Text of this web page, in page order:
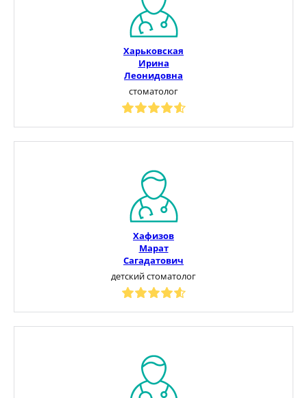
Харьковская
Ирина
Леонидовна
стоматолог
Хафизов
Марат
Сагадатович
детский стоматолог